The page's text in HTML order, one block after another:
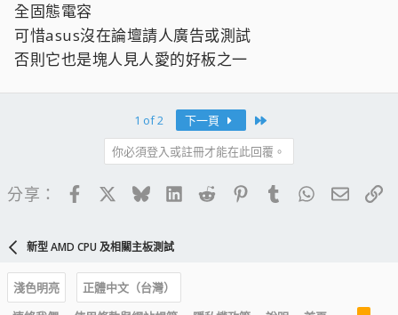
全固態電容
可惜asus沒在論壇請人廣告或測試
否則它也是塊人見人愛的好板之一
1 of 2 下一頁
你必須登入或註冊才能在此回覆。
分享： FacebookBlueskyLinkedIn
Reddit PinterestTumblrWhatsApp
電子
新型 AMD CPU 及相關主板測試
淺色明亮
正體中文（台灣）